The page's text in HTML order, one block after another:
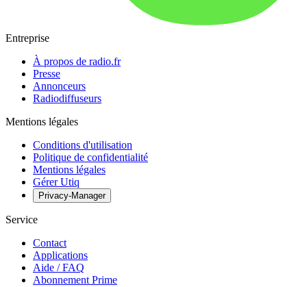
Entreprise
À propos de radio.fr
Presse
Annonceurs
Radiodiffuseurs
Mentions légales
Conditions d'utilisation
Politique de confidentialité
Mentions légales
Gérer Utiq
Privacy-Manager
Service
Contact
Applications
Aide / FAQ
Abonnement Prime